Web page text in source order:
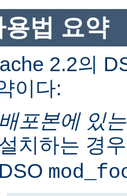
용법 요약
2.2의
이다:
배포본에 있는
치하는 경
DSO